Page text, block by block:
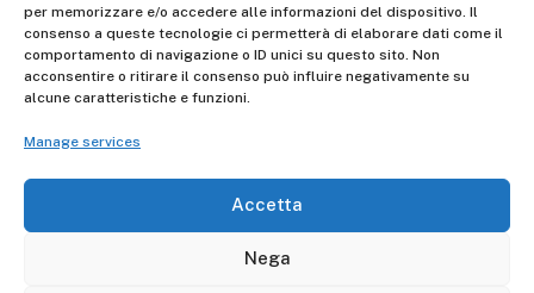
per memorizzare e/o accedere alle informazioni del dispositivo. Il
consenso a queste tecnologie ci permetterà di elaborare dati come il
comportamento di navigazione o ID unici su questo sito. Non
acconsentire o ritirare il consenso può influire negativamente su
alcune caratteristiche e funzioni.
Manage services
Accetta
Nega
D8001 large pvc wheel